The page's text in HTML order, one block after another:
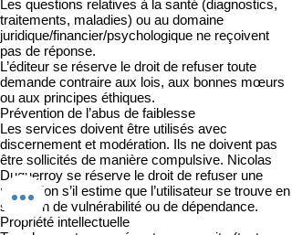
Les questions relatives à la santé (diagnostics,
traitements, maladies) ou au domaine
juridique/financier/psychologique ne reçoivent
pas de réponse.
L’éditeur se réserve le droit de refuser toute
demande contraire aux lois, aux bonnes mœurs
ou aux principes éthiques.
Prévention de l’abus de faiblesse
Les services doivent être utilisés avec
discernement et modération. Ils ne doivent pas
être sollicités de manière compulsive. Nicolas
Duquerroy se réserve le droit de refuser une
prestation s’il estime que l’utilisateur se trouve en
situation de vulnérabilité ou de dépendance.
Propriété intellectuelle
Tous les contenus présents sur ce site (textes,